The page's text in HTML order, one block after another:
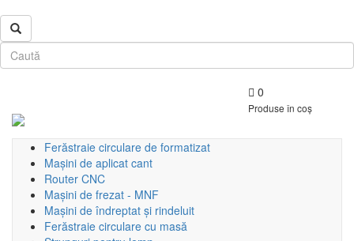
0
Produse în coș
Ferăstraie circulare de formatizat
Mașini de aplicat cant
Router CNC
Mașini de frezat - MNF
Mașini de îndreptat și rindeluit
Ferăstraie circulare cu masă